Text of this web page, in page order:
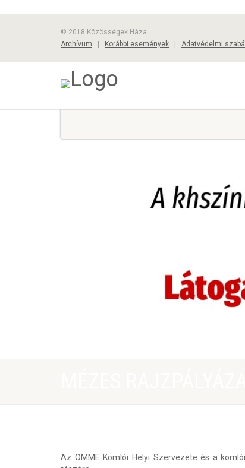
© 2018 Közösségek Háza
Archívum
Korábbi események Adatvédelmi
Az OMME Komlói Helyi Szervezete és a